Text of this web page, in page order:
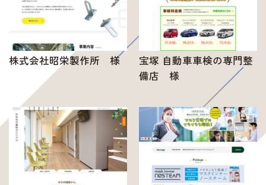
株式会社昭栄製作所 様
宝塚 自動車車検の専門整
備店 様